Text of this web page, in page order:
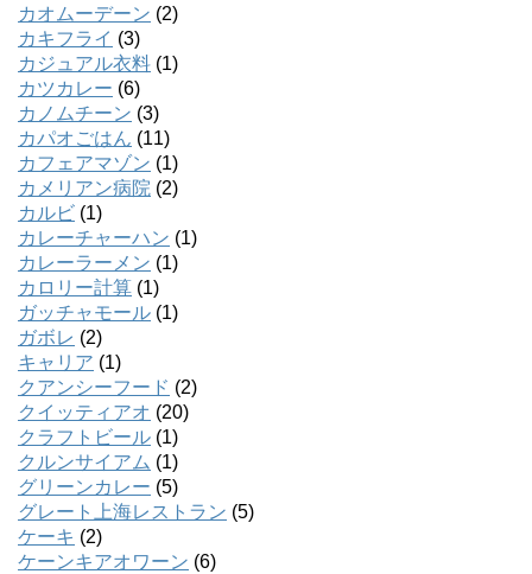
カオムーデーン (2)
カキフライ (3)
カジュアル衣料 (1)
カツカレー (6)
カノムチーン (3)
カパオごはん (11)
カフェアマゾン (1)
カメリアン病院 (2)
カルビ (1)
カレーチャーハン (1)
カレーラーメン (1)
カロリー計算 (1)
ガッチャモール (1)
ガボレ (2)
キャリア (1)
クアンシーフード (2)
クイッティアオ (20)
クラフトビール (1)
クルンサイアム (1)
グリーンカレー (5)
グレート上海レストラン (5)
ケーキ (2)
ケーンキアオワーン (6)